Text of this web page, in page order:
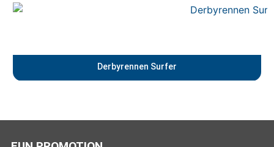
Derbyrennen Surfer